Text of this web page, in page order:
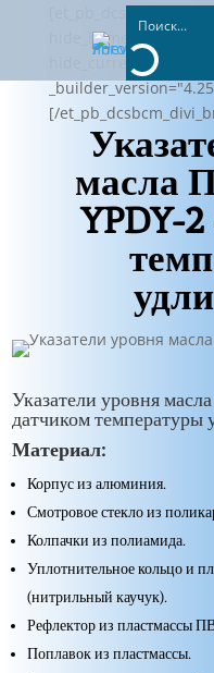
[/
масла
YPDY-
Указатели уровня
датчиком температуры
Материал:
Корпус из алюминия.
Смотровое стекло из
Колпачки из полиамида.
Уплотнительное кольцо и
(нитрильный каучук).
Рефлектор из пластмассы
Поплавок из пластмассы.